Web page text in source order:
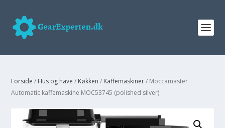
Forside / Hus og have / Køkken / Kaffemaskiner/ Moccamaster
Automatic kaffemaskine MOC53745 (polished silver)